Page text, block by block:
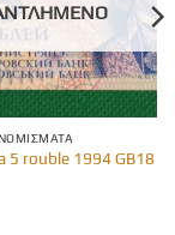
5 rouble 1994 GB18